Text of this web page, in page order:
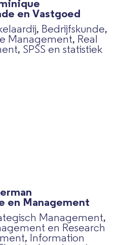
en Vastgoed
Bedrijfskunde,
Management, Real
SPSS en statistiek
en Management
Management,
en Research
Information